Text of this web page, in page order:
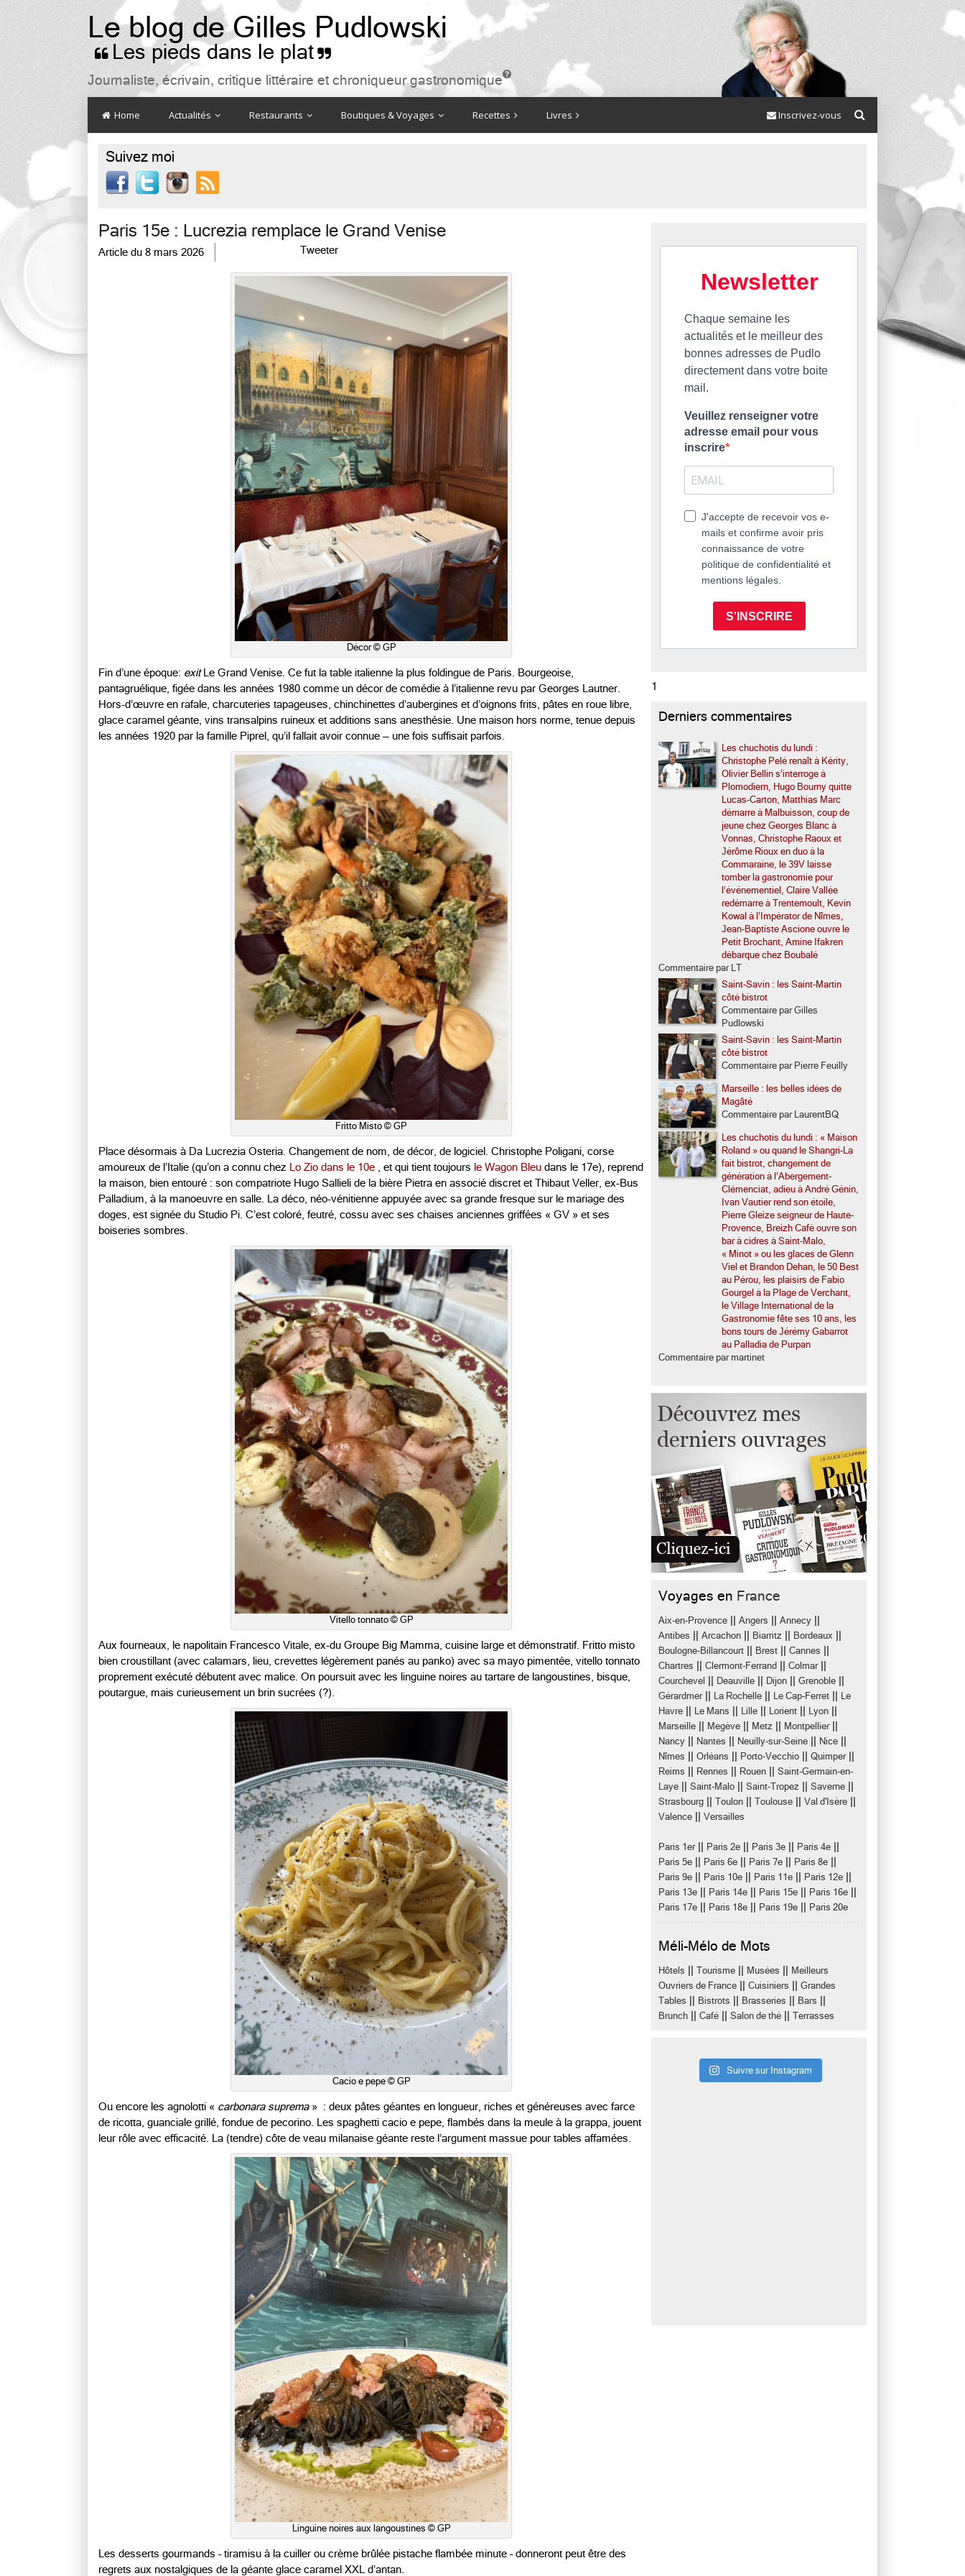
Le blog de Gilles Pudlowski
 Les pieds dans le plat 
Journaliste, écrivain, critique littéraire et chroniqueur gastronomique

Home Actualités Restaurants Boutiques & Voyages Recettes Livres Inscrivez-vous
Suivez moi

Paris 15e : Lucrezia remplace le Grand Venise
Article du 8 mars 2026 Tweeter
Décor © GP
Fin d’une époque: exitLe Grand Venise. Ce fut la table italienne la plus foldingue de Paris. Bourgeoise,
pantagruélique, figée dans les années 1980 comme un décor de comédie à l’italienne revu par Georges Lautner.
Hors-d’œuvre en rafale, charcuteries tapageuses, chinchinettes d’aubergines et d’oignons frits, pâtes en roue libre,
glace caramel géante, vins transalpins ruineux et additions sans anesthésie. Une maison hors norme, tenue depuis
les années 1920 par la famille Piprel, qu’il fallait avoir connue — une fois suffisait parfois.
Fritto Misto © GP
Place désormais à Da Lucrezia Osteria. Changement de nom, de décor, de logiciel. Christophe Poligani , corse
amoureux de l’Italie (qu’on a connu chez
Lo Zio dans le 10e , et qui tient toujours le Wagon Bleu dans le 17e), reprend
la maison, bien entouré : son compatriote Hugo Sallieli de la bière Pietra en associé discret et Thibaut Veller , ex-Bus
Palladium, à la manoeuvre en salle . La déco, néo-vénitienne appuyée avec sa grande fresque sur le mariage des
doges, est signée du Studio Pi. C’est coloré, feutré, cossu avec ses chaises anciennes griffées « GV » et ses
boiseries sombres.
Vitello tonnato © GP
Aux fourneaux, le napolitain Francesco Vitale , ex-du Groupe Big Mamma , cuisine large et démonstratif. Fritto misto
bien croustillant (avec calamars, lieu, crevettes légèrement panés au panko) avec sa mayo pimentée, vitello tonnato
proprement exécuté débutent avec malice. On poursuit avec les linguine noires au tartare de langoustines, bisque,
poutargue, mais curieusement un brin sucrées (?).
Cacio e pepe © GP
Ou encore les agnolotti « carbonara suprema» : deux pâtes géantes en longueur, riches et généreuses avec farce
de ricotta, guanciale grillé, fondue de pecorino. Les spaghetti cacio e pepe, flambés dans la meule à la grappa, jouent
leur rôle avec efficacité. La (tendre) côte de veau milanaise géante reste l’argument massue pour tables affamées.
Linguine noires aux langoustines © GP
Les desserts gourmands – tiramisu à la cuiller ou crème brûlée pistache flambée minute – donneront peut être des
regrets aux nostalgiques de la géante glace caramel XXL d’antan.
Newsletter
Chaque semaine les
actualités et le meilleur des
bonnes adresses de Pudlo
directement dans votre boite
mail.
Veuillez renseigner votre
adresse email pour vous
inscrire
J'accepte de recevoir vos e-
mails et confirme avoir pris
connaissance de votre
politique de confidentialité et
mentions légales.
S'INSCRIRE
1
Derniers commentaires
Les chuchotis du lundi :
Christophe Pelé renaît à Kérity,
Olivier Bellin s’interroge à
Plomodiern, Hugo Bourny quitte
Lucas-Carton, Matthias Marc
démarre à Malbuisson, coup de
jeune chez Georges Blanc à
Vonnas, Christophe Raoux et
Jérôme Rioux en duo à la
Commaraine, le 39V laisse
tomber la gastronomie pour
l’événementiel, Claire Vallée
redémarre à Trentemoult, Kevin
Kowal à l’Impérator de Nîmes,
Jean-Baptiste Ascione ouvre le
Petit Brochant, Amine Ifakren
débarque chez Boubalé
Commentaire par LT
Saint-Savin : les Saint-Martin
côté bistrot
Commentaire par Gilles
Pudlowski
Saint-Savin : les Saint-Martin
côté bistrot
Commentaire par Pierre Feuilly
Marseille : les belles idées de
Magâté
Commentaire par LaurentBQ
Les chuchotis du lundi : « Maison
Roland » ou quand le Shangri-La
fait bistrot, changement de
génération à l’Abergement-
Clémenciat, adieu à André Génin,
Ivan Vautier rend son étoile,
Pierre Gleize seigneur de Haute-
Provence, Breizh Café ouvre son
bar à cidres à Saint-Malo,
« Minot » ou les glaces de Glenn
Viel et Brandon Dehan, le 50 Best
au Pérou, les plaisirs de Fabio
Gourgel à la Plage de Verchant,
le Village International de la
Gastronomie fête ses 10 ans, les
bons tours de Jérémy Gabarrot
au Palladia de Purpan
Commentaire par martinet
Voyages en France
Aix-en-Provence Angers Annecy
Antibes Arcachon Biarritz Bordeaux
Boulogne-Billancourt Brest Cannes
Chartres Clermont-Ferrand Colmar||
Courchevel Deauville Dijon Grenoble
Gérardmer|| La Rochelle Le Cap-Ferret
Le
Havre
Le Mans Lille Lorient Lyon
Marseille Megève Metz Montpellier||
Nancy Nantes Neuilly-sur-Seine Nice
Nîmes Orléans Porto-Vecchio Quimper||
Reims Rennes Rouen
Saint-Germain-en-
Laye
Saint-Malo Saint-Tropez Saverne
Strasbourg Toulon Toulouse Val d'Isère
Valence Versailles
Paris 1er|| Paris 2e Paris 3e Paris 4e
Paris 5e Paris 6e Paris 7e Paris 8e
Paris 9e Paris 10e Paris 11e Paris 12e
Paris 13e Paris 14e Paris 15e Paris 16e
Paris 17e Paris 18e Paris 19e Paris 20e
Méli-Mélo de Mots
Hôtels Tourisme Musées
Meilleurs
Ouvriers de France
Cuisiniers
Grandes
Tables
Bistrots Brasseries Bars
Brunch Café Salon de thé Terrasses
Suivre sur Instagram